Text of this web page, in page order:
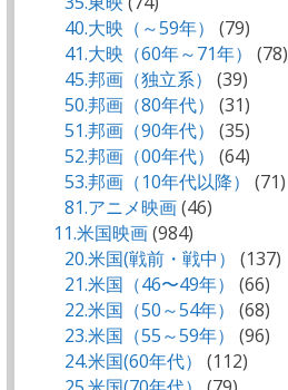
40.大映（～59年）
(79)
41.大映（60年～71年）
(78)
45.邦画（独立系）
(39)
50.邦画（80年代）
(31)
51.邦画（90年代）
(35)
52.邦画（00年代）
(64)
53.邦画（10年代以降）
(71)
81.アニメ映画(46)
11.米国映画(984)
20.米国(戦前・戦中）
(137)
21.米国（46〜49年）
(66)
22.米国（50～54年）
(68)
23.米国（55～59年）
(96)
24.米国(60年代）
(112)